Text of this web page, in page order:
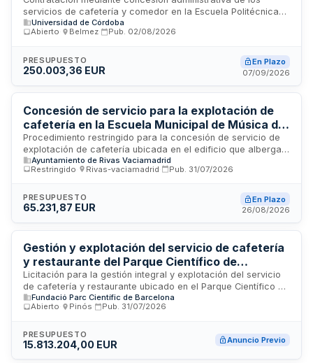
servicios de cafetería y comedor en la Escuela Politécnica
Superior de Belmez, campus ubicado en Córdoba. El
concesionario deberá garantizar la prestación de estos
comercio justo en la gestión y oferta de productos. La
universidad ejercerá el seguimiento y control ordinario de la
contratación del sector público.
Universidad de Córdoba
Abierto
Belmez Pub. 02/08/2026
PRESUPUESTO
250.003,36 EUR
En Plazo
07/09/2026
Concesión de servicio para la explotación de
cafetería en la Escuela Municipal de Música de
Rivas-Vaciamadrid
Procedimiento restringido para la concesión de servicio de
explotación de cafetería ubicada en el edificio que alberga
la Escuela Municipal de Música del Ayuntamiento de Rivas-
Vaciamadrid. La concesionaria asumirá la gestión integral del
personal, suministros, mantenimiento, limpieza y control
sanitario. El servicio estará abierto a toda la ciudadanía con
viabilidad económica y criterios de sostenibilidad
medioambiental, social e igualdad de género.
Ayuntamiento de Rivas Vaciamadrid
Restringido
Rivas-vaciamadrid Pub. 31/07/2026
PRESUPUESTO
65.231,87 EUR
En Plazo
26/08/2026
Gestión y explotación del servicio de cafetería
y restaurante del Parque Científico de
Barcelona
Licitación para la gestión integral y explotación del servicio
de cafetería y restaurante ubicado en el Parque Científico de
Barcelona. La Fundació Parc Científic de Barcelona licita
este servicio de hostelería destinado a proporcionar
visitantes del complejo científico. El adjudicatario será
responsable de la administración completa de las
Fundació Parc Científic de Barcelona
Abierto
Pinós Pub. 31/07/2026
PRESUPUESTO
15.813.204,00 EUR Anuncio Previo